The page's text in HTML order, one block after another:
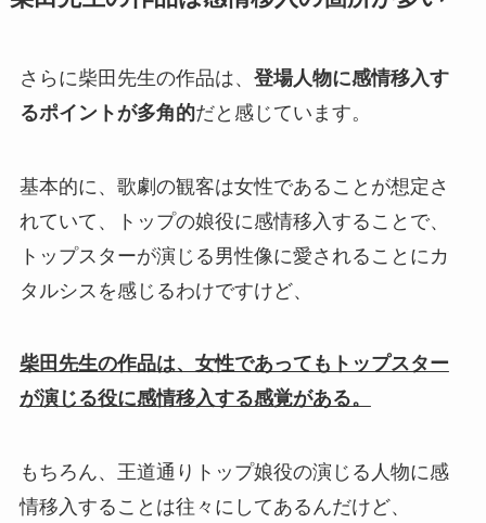
さらに柴田先生の作品は、 登場人物に感情移入す
るポイントが多角的だと感じています。
基本的に、歌劇の観客は女性であることが想定さ
れていて、トップの娘役に感情移入することで、
トップスターが演じる男性像に愛されることにカ
タルシスを感じるわけですけど、
柴田先生の作品は、女性であってもトップスター
が演じる役に感情移入する感覚がある。
もちろん、王道通りトップ娘役の演じる人物に感
情移入することは往々にしてあるんだけど、